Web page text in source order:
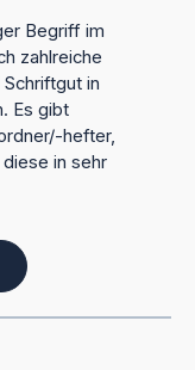
Begriff im
zahlreiche
in
Es gibt
hefter,
in sehr